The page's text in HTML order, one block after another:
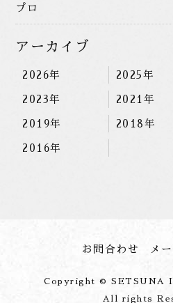
プロ
アーカイブ
2026年 2025年
2023年 2021年
2019年 2018年
2016年
お問合わせ メ
Copyright © SETSUNA
All rights